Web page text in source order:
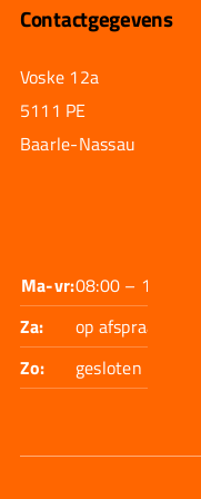
Contactgegevens
Voske 12a
5111 PE
Baarle-Nassau
Ma-vr:08:00 – 17:30
Za:
op afspraak
Zo:
gesloten